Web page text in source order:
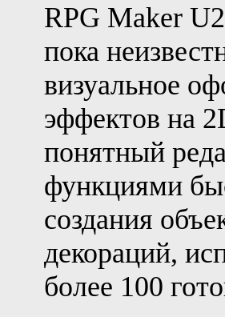
RPG Maker
пока
визуальное
эффектов на
понятный
функциями
создания
декораций,
более 100